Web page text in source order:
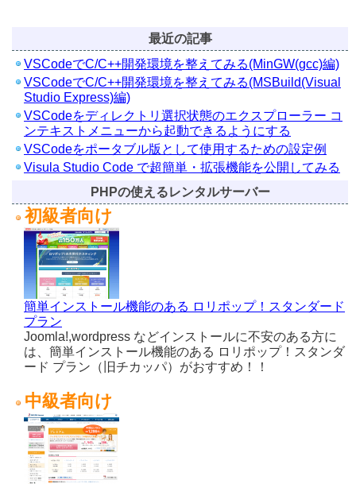
最近の記事
VSCodeでC/C++開発環境を整えてみる(MinGW(gcc)編)
VSCodeでC/C++開発環境を整えてみる(MSBuild(Visual
Studio Express)編)
VSCodeをディレクトリ選択状態のエクスプローラー コ
ンテキストメニューから起動できるようにする
VSCodeをポータブル版として使用するための設定例
Visula Studio Code で超簡単・拡張機能を公開してみる
PHPの使えるレンタルサーバー
初級者向け
簡単インストール機能のある ロリポップ！スタンダード
プラン
Joomla!,wordpress などインストールに不安のある方に
は、簡単インストール機能のある ロリポップ！スタンダ
ード プラン（旧チカッパ）がおすすめ！！
中級者向け